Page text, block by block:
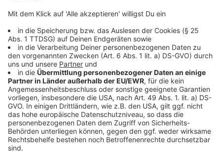
geschmorte Tomaten obendrauf legen und
karamellisierte Zwiebeln großzügig darauf
verteilen.
Mit Käsesoße übergießen und wieder mit
Toastbrot abdecken.
Zum Schluss:
Klassisch wird das Steak Sandwich halbiert
serviert. Guten Appetit.
Anzeige